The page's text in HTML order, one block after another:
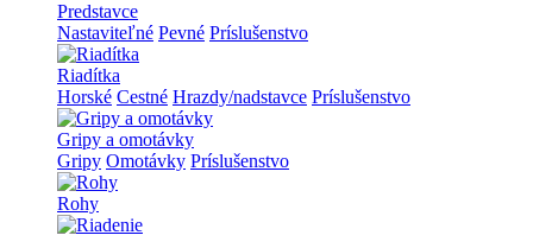
Predstavce
Nastaviteľné Pevné Príslušenstvo
Riadítka
Horské Cestné Hrazdy/nadstavce Príslušenstvo
Gripy a omotávky
Gripy Omotávky Príslušenstvo
Rohy